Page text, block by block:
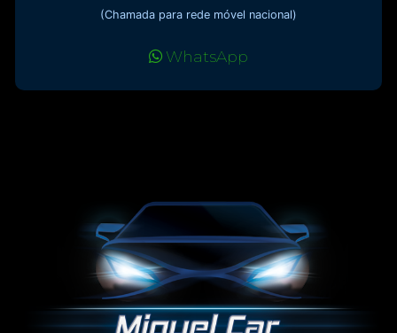
(Chamada para rede móvel nacional)
WhatsApp